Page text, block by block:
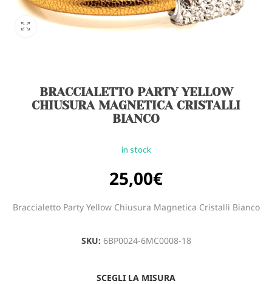
BRACCIALETTO PARTY YELLOW
CHIUSURA MAGNETICA CRISTALLI
BIANCO
in stock
25,00€
Braccialetto Party Yellow Chiusura Magnetica Cristalli Bianco
SKU: 6BP0024-6MC0008-18
SCEGLI LA MISURA